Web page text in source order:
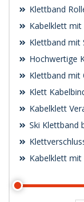
Klettband
Kabelklett
Klettband mit
Hochwertige
Klettband mit
Klett
Kabelklett
Ski Klettband
Kabelklett mit